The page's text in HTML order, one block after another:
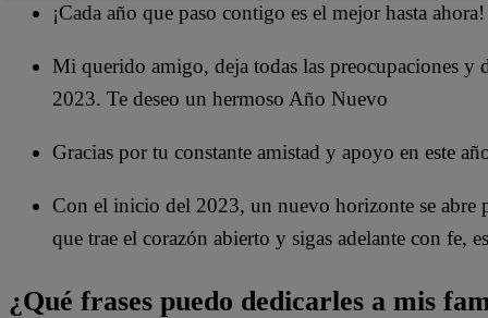
¡Cada año que paso contigo es el mejor hasta
Mi querido amigo, deja todas las preocupaciones y
2023. Te deseo un hermoso Año Nuevo
Gracias por tu constante amistad y apoyo en este
Con el inicio del 2023, un nuevo horizonte se abre
que trae el corazón abierto y sigas adelante con fe,
¿Qué frases puedo dedicarles a mis